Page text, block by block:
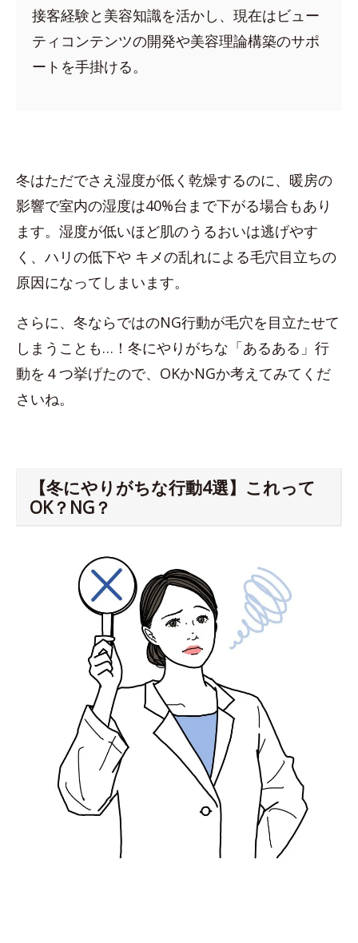
接客経験と美容知識を活かし、現在はビュー
ティコンテンツの開発や美容理論構築のサポ
ートを手掛ける。
冬はただでさえ湿度が低く乾燥するのに、暖房の
影響で室内の湿度は40%台まで下がる場合もあり
ます。湿度が低いほど肌のうるおいは逃げやす
く、ハリの低下や キメの乱れによる毛穴目立ちの
原因になってしまいます。
さらに、冬ならではのNG行動が毛穴を目立たせて
しまうことも…！冬にやりがちな「あるある」行
動を４つ挙げたので、OKかNGか考えてみてくだ
さいね。
【冬にやりがちな行動4選】これって
OK？NG？